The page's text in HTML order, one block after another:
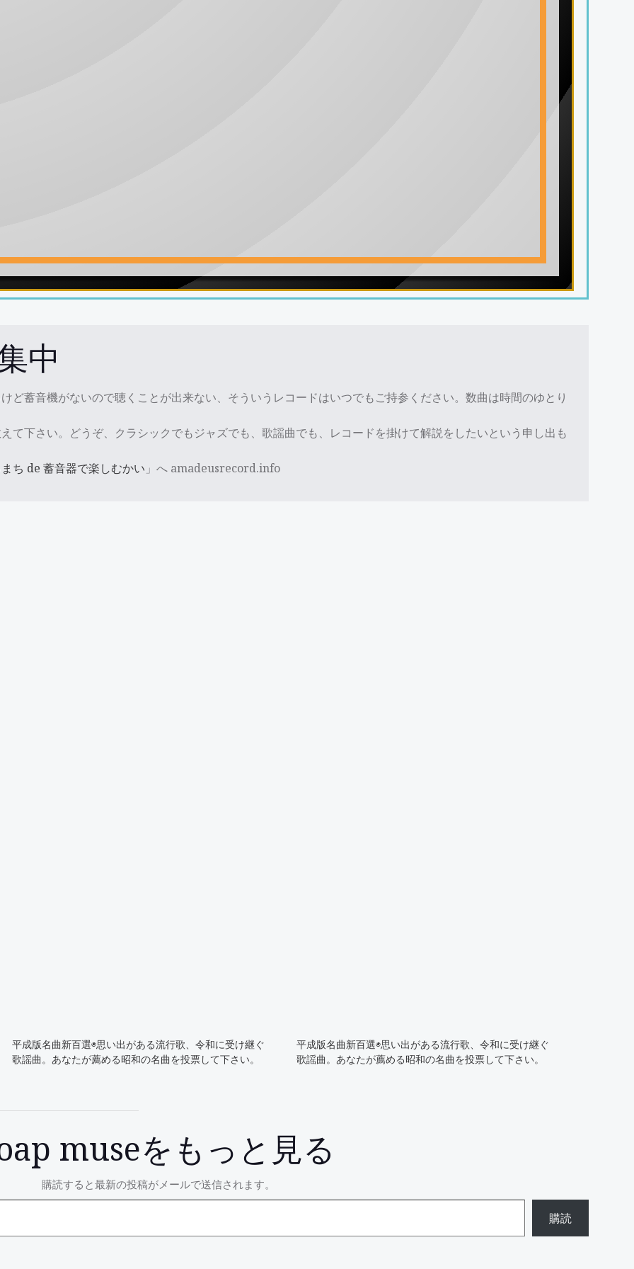
中
ど蓄音機がないので聴くことが出来ない、そういうレコードはいつでもご持参ください。数曲は時間のゆとり
て下さい。どうぞ、クラシックでもジャズでも、歌謡曲でも、レコードを掛けて解説をしたいという申し出も
ち de 蓄音器で楽しむかい 」へ amadeusrecord.info
平成版名曲新百選◉思い出がある流行歌、令和に受け継ぐ
歌謡曲。あなたが薦める昭和の名曲を投票して下さい。
平成版名曲新百選◉思い出がある流行歌、令和に受け継ぐ
歌謡曲。あなたが薦める昭和の名曲を投票して下さい。
museをもっと見る
購読すると最新の投稿がメールで送信されます。
購読